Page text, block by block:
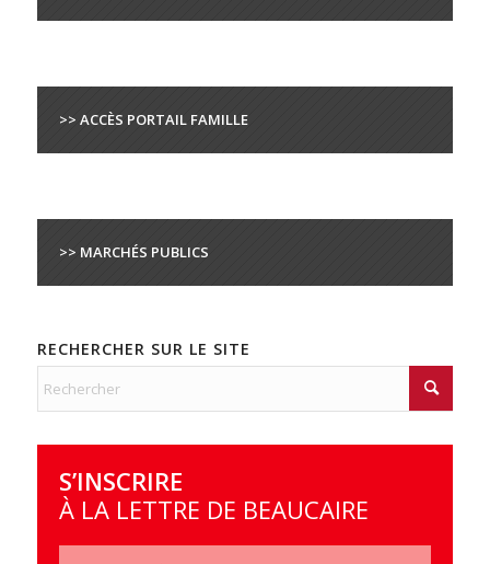
>> ACCÈS PORTAIL FAMILLE
>> MARCHÉS PUBLICS
RECHERCHER SUR LE SITE
S’INSCRIRE
À LA LETTRE DE BEAUCAIRE